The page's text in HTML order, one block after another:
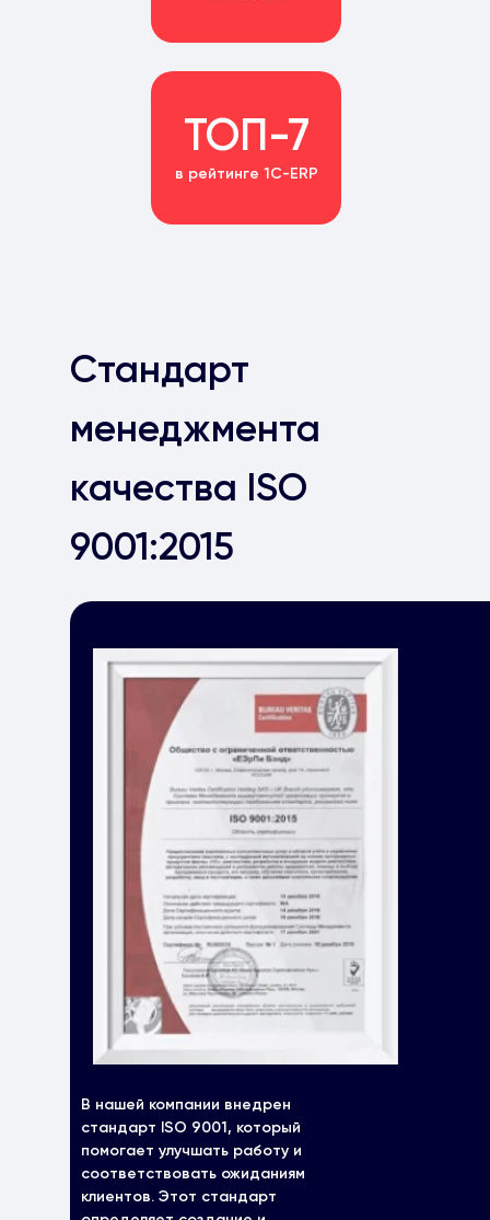
ТОП-7
в рейтинге 1С-ERP
В нашей компании внедрен
стандарт ISO 9001, который
помогает улучшать работу и
соответствовать ожиданиям
клиентов. Этот стандарт
Стандарт
менеджмента
качества ISO
9001:2015